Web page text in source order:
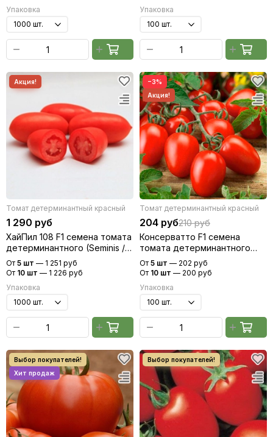
Упаковка
Упаковка
Томат детерминантный красный
1 290 руб
ХайПил 108 F1 семена томата
детерминантного (Seminis /
Семинис)
От 5 шт — 1 251 руб
От 10 шт — 1 226 руб
Упаковка
−3%
Томат детерминантный красный
204 руб210 руб
Консерватто F1 семена
томата детерминантного
(Гавриш)
От 5 шт — 202 руб
От 10 шт — 200 руб
Упаковка